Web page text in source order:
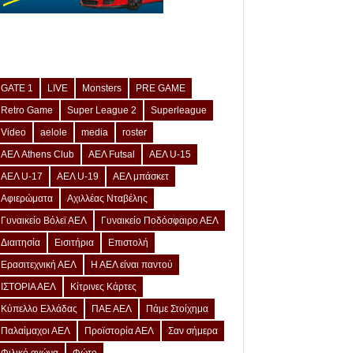
GATE 1 LIVE Monsters
PRE GAME
Retro Game
Super League 2
Superleague
Video
aelole media
roster
ΑΕΛ Athens Club
ΑΕΛ Futsal
ΑΕΛ U-15
ΑΕΛ U-17
ΑΕΛ U-19
ΑΕΛ μπάσκετ
Αφιερώματα
Αχιλλέας Νταβέλης
Γυναικείο Βόλεϊ ΑΕΛ
Γυναικείο Ποδόσφαιρο ΑΕΛ
Διαιτησία
Εισιτήρια
Επιστολή
Ερασιτεχνική ΑΕΛ
Η ΑΕΛ είναι παντού
ΙΣΤΟΡΙΑ ΑΕΛ
Κίτρινες Κάρτες
Κύπελλο Ελλάδας
ΠΑΕ ΑΕΛ
Πάμε Στοίχημα
Παλαίμαχοι ΑΕΛ
Προϊστορία ΑΕΛ
Σαν σήμερα